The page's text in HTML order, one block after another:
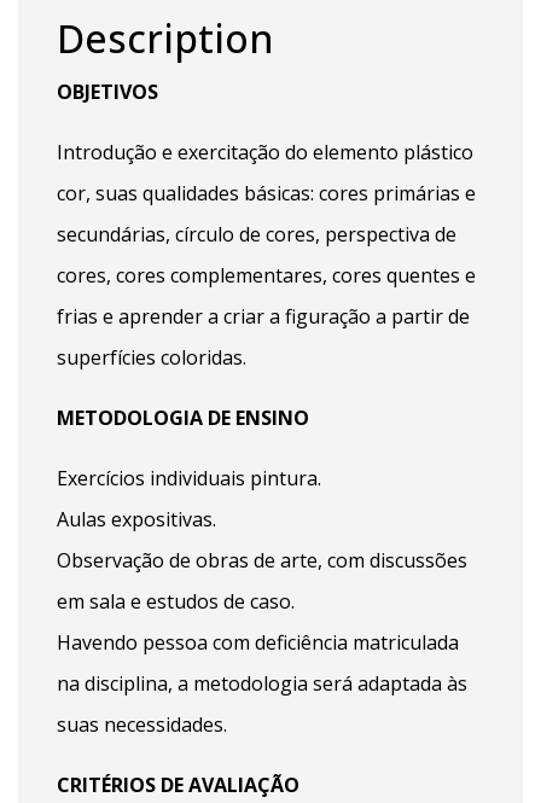
Description
OBJETIVOS
Introdução e exercitação do elemento plástico
cor, suas qualidades básicas: cores primárias e
secundárias, círculo de cores, perspectiva de
cores, cores complementares, cores quentes e
frias e aprender a criar a figuração a partir de
superfícies coloridas.
METODOLOGIA DE ENSINO
Exercícios individuais pintura.
Aulas expositivas.
Observação de obras de arte, com discussões
em sala e estudos de caso.
Havendo pessoa com deficiência matriculada
na disciplina, a metodologia será adaptada às
suas necessidades.
CRITÉRIOS DE AVALIAÇÃO